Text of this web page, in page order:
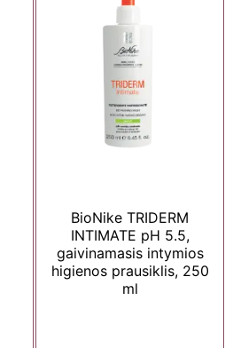
BioNike TRIDERM
INTIMATE pH 5.5,
gaivinamasis intymios
higienos prausiklis, 250
ml